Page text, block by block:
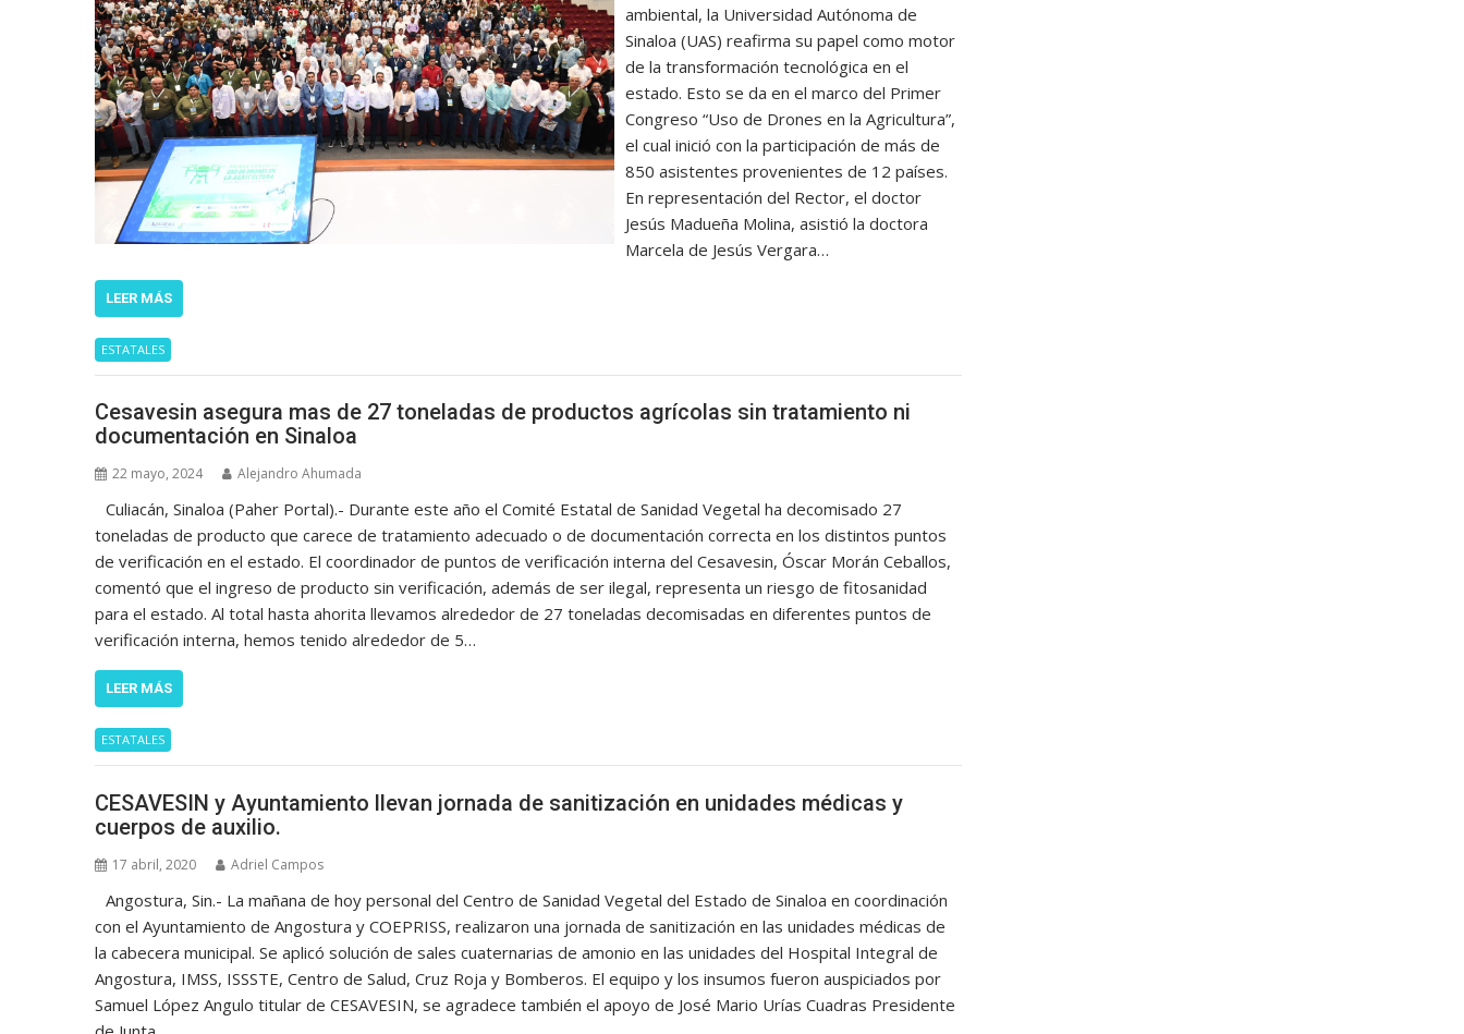
ambiental, la Universidad Autónoma de
Sinaloa (UAS) reafirma su papel como motor
de la transformación tecnológica en el
estado. Esto se da en el marco del Primer
Congreso “Uso de Drones en la Agricultura”,
el cual inició con la participación de más de
850 asistentes provenientes de 12 países.
En representación del Rector, el doctor
Jesús Madueña Molina, asistió la doctora
Marcela de Jesús Vergara…
LEER MÁS
ESTATALES
Cesavesin asegura mas de 27 toneladas de productos agrícolas sin tratamiento ni
documentación en Sinaloa
22 mayo, 2024 Alejandro Ahumada
Culiacán, Sinaloa (Paher Portal).- Durante este año el Comité Estatal de Sanidad Vegetal ha decomisado 27
toneladas de producto que carece de tratamiento adecuado o de documentación correcta en los distintos puntos
de verificación en el estado. El coordinador de puntos de verificación interna del Cesavesin, Óscar Morán Ceballos,
comentó que el ingreso de producto sin verificación, además de ser ilegal, representa un riesgo de fitosanidad
para el estado. Al total hasta ahorita llevamos alrededor de 27 toneladas decomisadas en diferentes puntos de
verificación interna, hemos tenido alrededor de 5…
LEER MÁS
ESTATALES
CESAVESIN y Ayuntamiento llevan jornada de sanitización en unidades médicas y
cuerpos de auxilio.
17 abril, 2020 Adriel Campos
Angostura, Sin.- La mañana de hoy personal del Centro de Sanidad Vegetal del Estado de Sinaloa en coordinación
con el Ayuntamiento de Angostura y COEPRISS, realizaron una jornada de sanitización en las unidades médicas de
la cabecera municipal. Se aplicó solución de sales cuaternarias de amonio en las unidades del Hospital Integral de
Angostura, IMSS, ISSSTE, Centro de Salud, Cruz Roja y Bomberos. El equipo y los insumos fueron auspiciados por
Samuel López Angulo titular de CESAVESIN, se agradece también el apoyo de José Mario Urías Cuadras Presidente